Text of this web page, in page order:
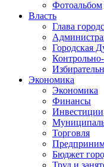
Фотоальбом
Власть
Глава
Городская
Контрольно-
Экономика
Экономика
Финансы
Инвестиции
Торговля
Бюджет
Труд и